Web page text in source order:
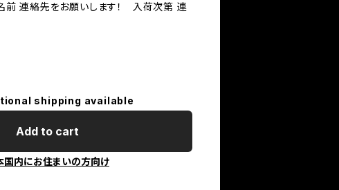
前 連絡先をお願いします！ 入荷次第 連
shipping available
Add to cart
国内にお住まいの方向け